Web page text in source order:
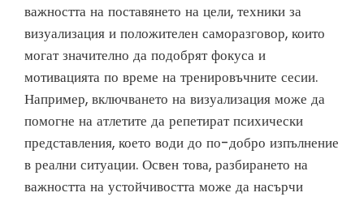
важността на поставянето на цели, техники за
визуализация и положителен саморазговор, които
могат значително да подобрят фокуса и
мотивацията по време на тренировъчните сесии.
Например, включването на визуализация може да
помогне на атлетите да репетират психически
представления, което води до по-добро изпълнение
в реални ситуации. Освен това, разбирането на
важността на устойчивостта може да насърчи